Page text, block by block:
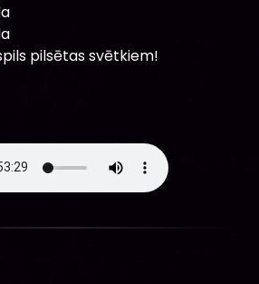
pilsētas svētkiem!